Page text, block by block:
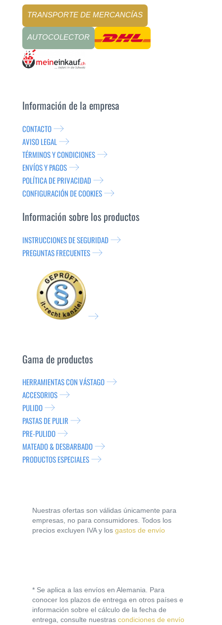
TRANSPORTE DE MERCANCÍAS
AUTOCOLECTOR
Información de la empresa
CONTACTO
AVISO LEGAL
TÉRMINOS Y CONDICIONES
ENVÍOS Y PAGOS
POLÍTICA DE PRIVACIDAD
CONFIGURACIÓN DE COOKIES
Información sobre los productos
INSTRUCCIONES DE SEGURIDAD
PREGUNTAS FRECUENTES
Gama de productos
HERRAMIENTAS CON VÁSTAGO
ACCESORIOS
PULIDO
PASTAS DE PULIR
PRE-PULIDO
MATEADO & DESBARBADO
PRODUCTOS ESPECIALES
Nuestras ofertas son válidas únicamente para
empresas, no para consumidores. Todos los
precios excluyen IVA y los gastos de envío
* Se aplica a las envíos en Alemania. Para
conocer los plazos de entrega en otros países e
información sobre el cálculo de la fecha de
entrega, consulte nuestras condiciones de envío